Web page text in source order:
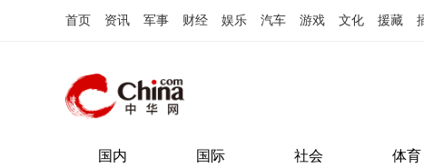
首页 资讯 军事 财经 娱乐 汽车 游戏 文化 援藏
国内 国际 社会 体育